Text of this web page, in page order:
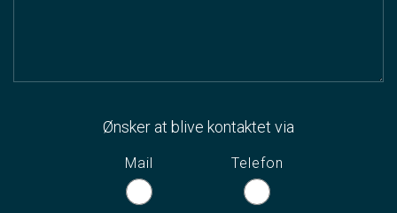
Ønsker at blive kontaktet via
Mail Telefon